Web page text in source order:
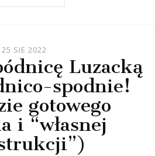
25 SIE 2022
Luzacką
spodnie!
gotowego
i “własnej